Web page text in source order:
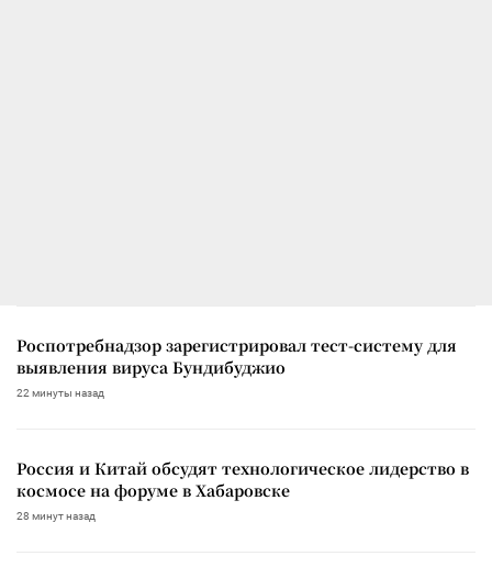
Роспотребнадзор зарегистрировал тест-систему для
выявления вируса Бундибуджио
22 минуты назад
Россия и Китай обсудят технологическое лидерство в
космосе на форуме в Хабаровске
28 минут назад